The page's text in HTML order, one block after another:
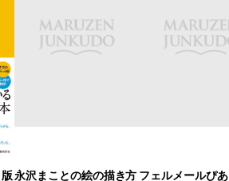
永沢まことの絵の描き方 フェルメールぴあ